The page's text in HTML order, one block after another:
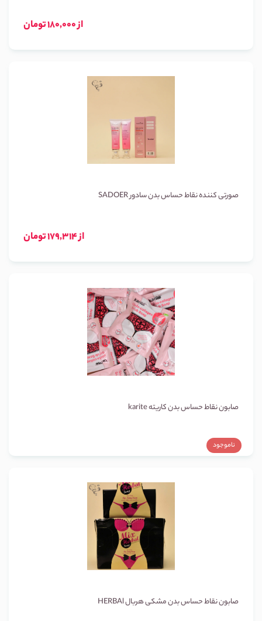
از 180,000 تومان
صورتی کننده نقاط حساس بدن سادور SADOER
از 179,314 تومان
صابون نقاط حساس بدن کاریته karite
ناموجود
صابون نقاط حساس بدن مشکی هربال HERBAl